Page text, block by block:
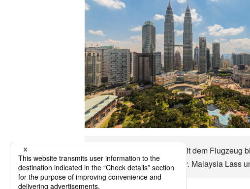
Malaysia Es ist ungefähr mit dem
Religion, die Manieren usw. Malaysia Lass